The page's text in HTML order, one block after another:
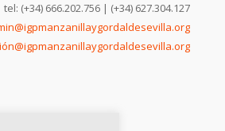
tel: (+34) 666.202.756 | (+34) 627.304.127